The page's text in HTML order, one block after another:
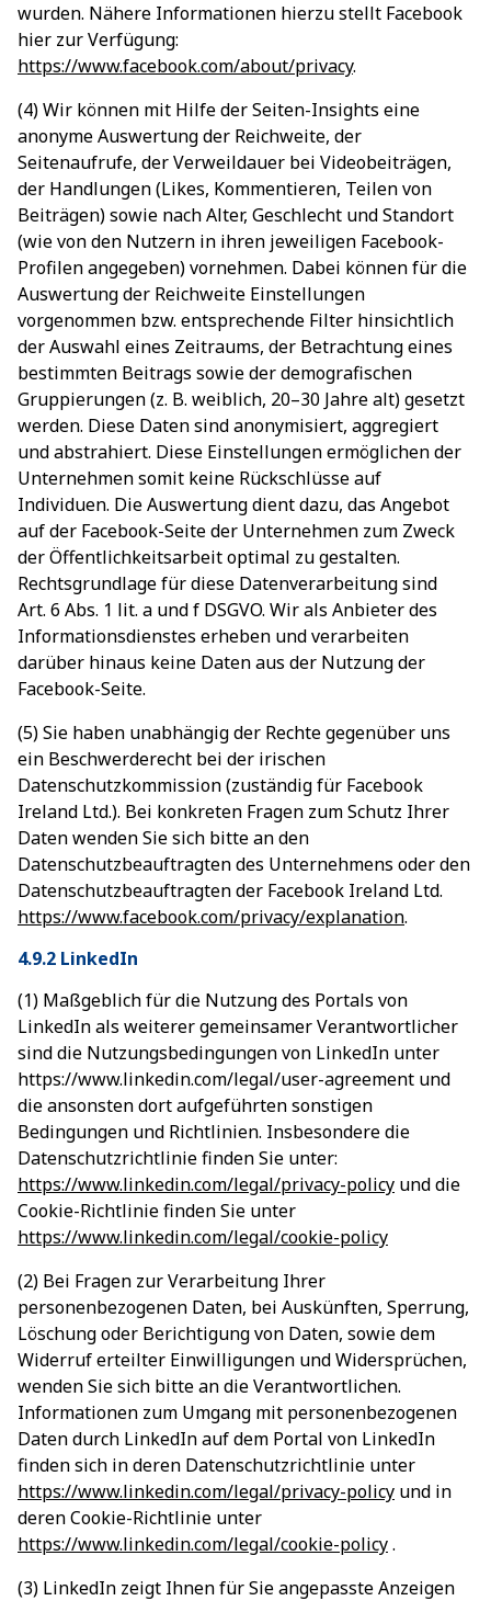
wurden. Nähere Informationen hierzu stellt Facebook
hier zur Verfügung:
https://www.facebook.com/about/privacy.
(4) Wir können mit Hilfe der Seiten-Insights eine
anonyme Auswertung der Reichweite, der
Seitenaufrufe, der Verweildauer bei Videobeiträgen,
der Handlungen (Likes, Kommentieren, Teilen von
Beiträgen) sowie nach Alter, Geschlecht und Standort
(wie von den Nutzern in ihren jeweiligen Facebook-
Profilen angegeben) vornehmen. Dabei können für die
Auswertung der Reichweite Einstellungen
vorgenommen bzw. entsprechende Filter hinsichtlich
der Auswahl eines Zeitraums, der Betrachtung eines
bestimmten Beitrags sowie der demografischen
Gruppierungen (z. B. weiblich, 20–30 Jahre alt) gesetzt
werden. Diese Daten sind anonymisiert, aggregiert
und abstrahiert. Diese Einstellungen ermöglichen der
Unternehmen somit keine Rückschlüsse auf
Individuen. Die Auswertung dient dazu, das Angebot
auf der Facebook-Seite der Unternehmen zum Zweck
der Öffentlichkeitsarbeit optimal zu gestalten.
Rechtsgrundlage für diese Datenverarbeitung sind
Art. 6 Abs. 1 lit. a und f DSGVO. Wir als Anbieter des
Informationsdienstes erheben und verarbeiten
darüber hinaus keine Daten aus der Nutzung der
Facebook-Seite.
(5) Sie haben unabhängig der Rechte gegenüber uns
ein Beschwerderecht bei der irischen
Datenschutzkommission (zuständig für Facebook
Ireland Ltd.). Bei konkreten Fragen zum Schutz Ihrer
Daten wenden Sie sich bitte an den
Datenschutzbeauftragten des Unternehmens oder den
Datenschutzbeauftragten der Facebook Ireland Ltd.
https://www.facebook.com/privacy/explanation.
4.9.2 LinkedIn
(1) Maßgeblich für die Nutzung des Portals von
LinkedIn als weiterer gemeinsamer Verantwortlicher
sind die Nutzungsbedingungen von LinkedIn unter
https://www.linkedin.com/legal/user-agreement und
die ansonsten dort aufgeführten sonstigen
Bedingungen und Richtlinien. Insbesondere die
Datenschutzrichtlinie finden Sie unter:
https://www.linkedin.com/legal/privacy-policy und die
Cookie-Richtlinie finden Sie unter
https://www.linkedin.com/legal/cookie-policy
(2) Bei Fragen zur Verarbeitung Ihrer
personenbezogenen Daten, bei Auskünften, Sperrung,
Löschung oder Berichtigung von Daten, sowie dem
Widerruf erteilter Einwilligungen und Widersprüchen,
wenden Sie sich bitte an die Verantwortlichen.
Informationen zum Umgang mit personenbezogenen
Daten durch LinkedIn auf dem Portal von LinkedIn
finden sich in deren Datenschutzrichtlinie unter
https://www.linkedin.com/legal/privacy-policy und in
deren Cookie-Richtlinie unter
https://www.linkedin.com/legal/cookie-policy.
(3) LinkedIn zeigt Ihnen für Sie angepasste Anzeigen